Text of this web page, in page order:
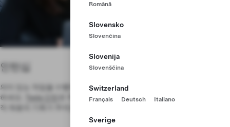
Română
Slovensko
Slovenčina
Slovenija
Slovenščina
Switzerland
Français Deutsch Italiano
Sverige
의미 있는 작업을 수행하고 기술을 확장하며, 생산 라인 전반에 걸쳐 협업
하세요.
Tesla 인턴
은 주도적으로 영향력있는 프로젝트를 진행하며, 정규
직 채용의 기회가 주어집니다.
인턴십